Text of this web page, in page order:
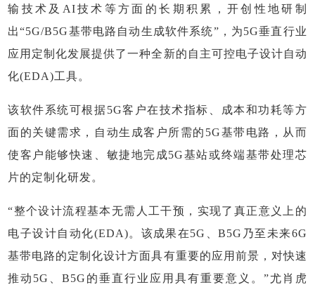
输技术及AI技术等方面的长期积累，开创性地研制
出“5G/B5G基带电路自动生成软件系统”，为5G垂直行业
应用定制化发展提供了一种全新的自主可控电子设计自动
化(EDA)工具。
该软件系统可根据5G客户在技术指标、成本和功耗等方
面的关键需求，自动生成客户所需的5G基带电路，从而
使客户能够快速、敏捷地完成5G基站或终端基带处理芯
片的定制化研发。
“整个设计流程基本无需人工干预，实现了真正意义上的
电子设计自动化(EDA)。该成果在5G、B5G乃至未来6G
基带电路的定制化设计方面具有重要的应用前景，对快速
推动5G、B5G的垂直行业应用具有重要意义。”尤肖虎